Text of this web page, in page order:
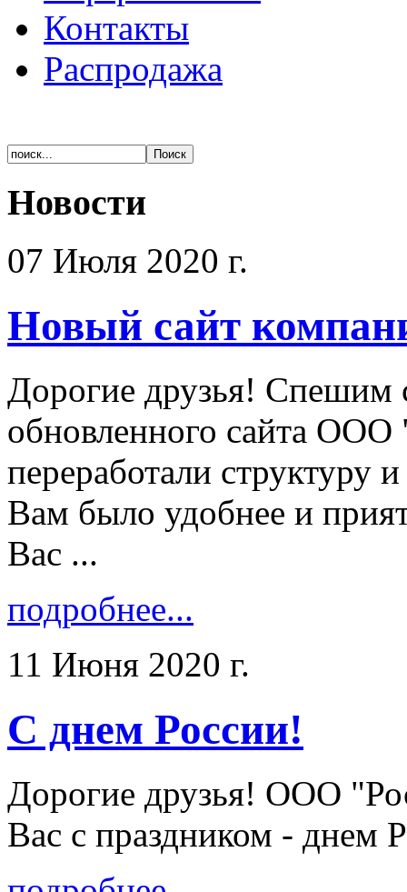
Контакты
Распродажа
Новости
07 Июля 2020 г.
Новый сайт
Дорогие друзья! Спешим
обновленного сайта
переработали структуру
Вам было удобнее и
Вас ...
подробнее...
11 Июня 2020 г.
С днем России!
Дорогие друзья! ООО
Вас с праздником - днем